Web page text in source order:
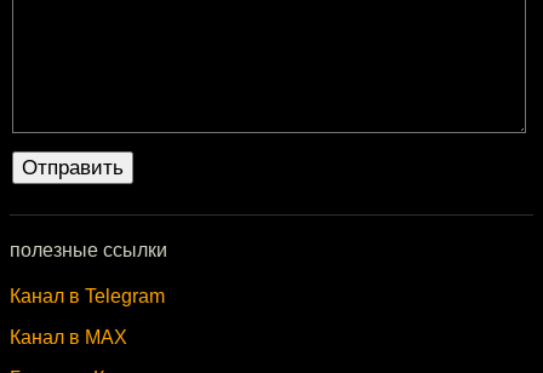
полезные ссылки
Канал в Telegram
Канал в MAX